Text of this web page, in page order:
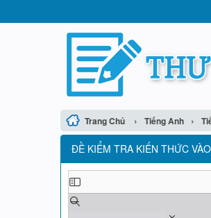
Trang Chủ › Tiếng Anh ›
ĐỀ KIỂM TRA KIẾN THỨC